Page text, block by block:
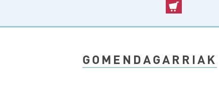
GOMENDAGARRIAK